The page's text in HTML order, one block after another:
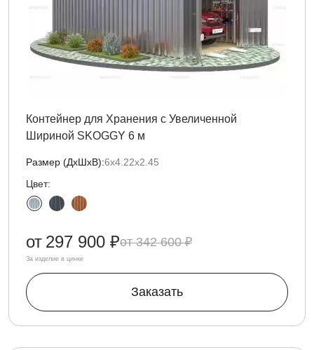
Контейнер для Хранения с Увеличенной
Шириной SKOGGY 6 м
Размер (ДxШxВ):6х4.22х2.45
Цвет:
342 600 ₽
от 297 900 ₽
За изделие в цинке
Заказать